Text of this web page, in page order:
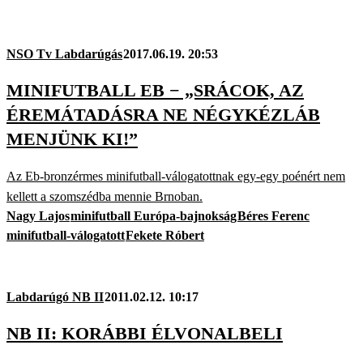
NSO Tv Labdarúgás2017.06.19. 20:53
MINIFUTBALL EB − „SRÁCOK, AZ
ÉREMÁTADÁSRA NE NÉGYKÉZLÁB
MENJÜNK KI!”
Az Eb-bronzérmes minifutball-válogatottnak egy-egy poénért nem
kellett a szomszédba mennie Brnoban.
Nagy Lajosminifutball Európa-bajnokságBéres Ferenc
minifutball-válogatottFekete Róbert
Labdarúgó NB II2011.02.12. 10:17
NB II: KORÁBBI ÉLVONALBELI